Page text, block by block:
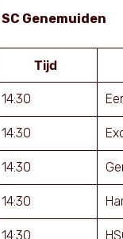
Genemuiden
Tijd
14:30
14:30
14:30
14:30
14:30